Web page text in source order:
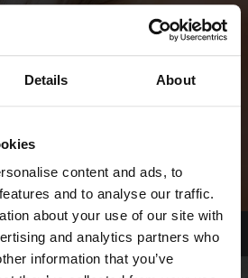
Details About
content and ads, to
and to analyse our traffic.
about your use of our site with
and analytics partners who
information that you’ve
Julsen